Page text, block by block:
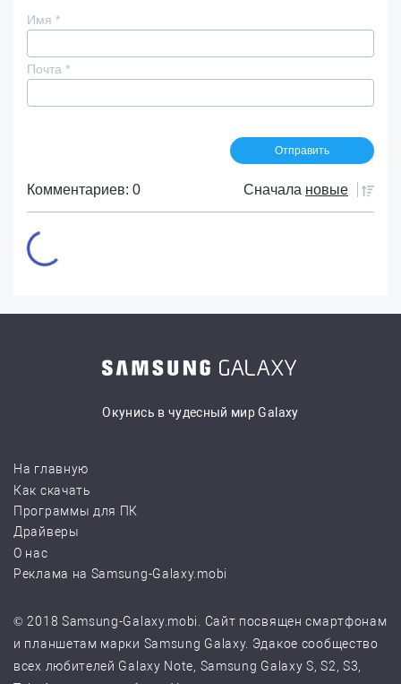
Имя *
Почта *
Комментариев: 0 Сначала новые
Окунись в чудесный мир Galaxy
На главную
Как скачать
Программы для ПК
Драйверы
О нас
Реклама на Samsung-Galaxy.mobi
© 2018 Samsung-Galaxy.mobi. Сайт посвящен смартфонам
и планшетам марки Samsung Galaxy. Эдакое сообщество
всех любителей Galaxy Note, Samsung Galaxy S, S2, S3,